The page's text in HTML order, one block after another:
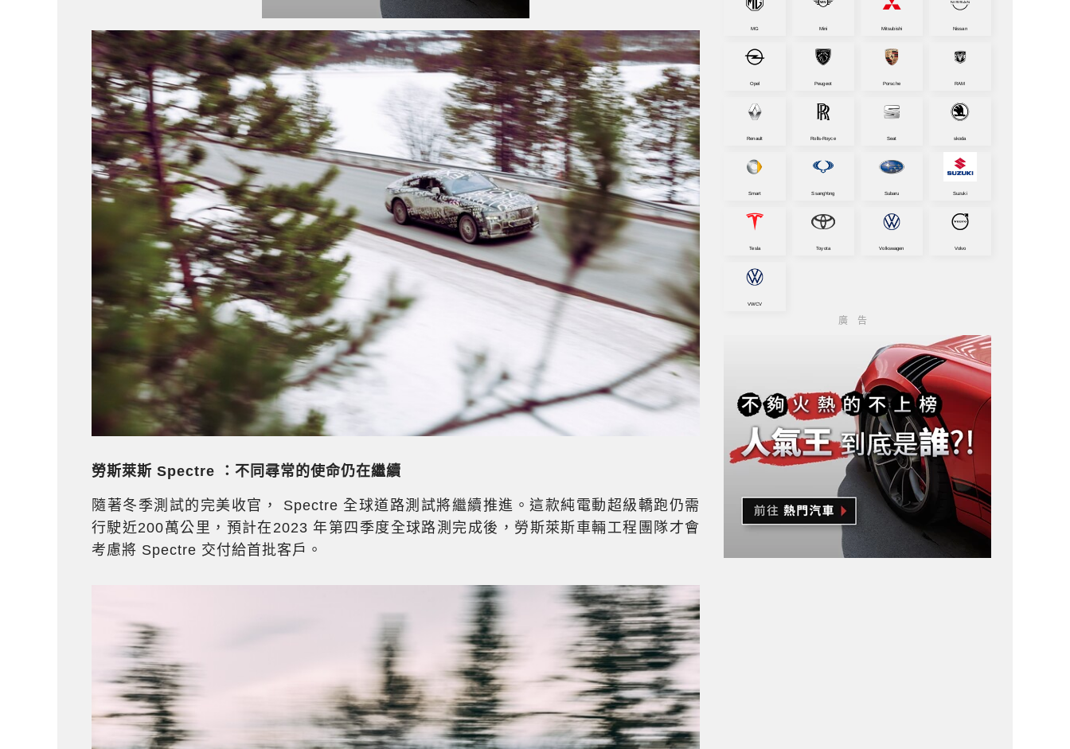
勞斯萊斯 Spectre ：不同尋常的使命仍在繼續
隨著冬季測試的完美收官， Spectre 全球道路測試將繼續推進。這款純電動超級轎跑仍需
行駛近200萬公里，預計在2023 年第四季度全球路測完成後，勞斯萊斯車輛工程團隊才會
考慮將 Spectre 交付給首批客戶。
MG Mini Mitsubishi Nissan
Opel Peugeot Porsche RAM
Renault Rolls-Royce Seat skoda
Smart SsangYong Subaru Suzuki
Tesla Toyota Volkswagen Volvo
VWCV
廣告